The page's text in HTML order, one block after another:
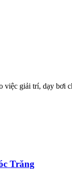
giải trí, dạy bơi
Trăng